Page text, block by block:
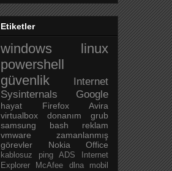
Etiketler
windows
linux
powershell
güvenlik
Internet
Sysinternals
Google
hayat Firefox
Avira
virtualbox
donanım
grub
samsung
bash
reklam
vmware
zamanlanmış
görevler
Nokia Office
kablosuz ping ADS
Internet
Explorer
McAfee dlna
mobil